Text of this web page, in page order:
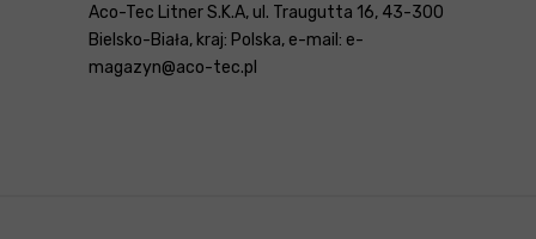
Aco-Tec Litner S.K.A, ul. Traugutta 16, 43-300
Bielsko-Biała, kraj: Polska, e-mail: e-
magazyn@aco-tec.pl